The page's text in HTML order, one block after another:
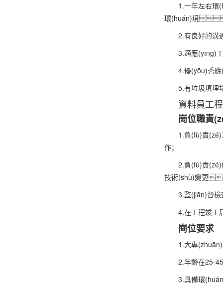
1.一年左右
環(huán)境
2.有良好的
3.適應(yīng)
4.優(yōu)秀
5.有垃圾填
資料員工
崗位職責
1.負(fù)責
作；
2.負(fù)責
技術(shù)變更
3.監(jiān)督
4.在工程竣
崗位要求
1.大專
2.年齡在25-
3.具備環